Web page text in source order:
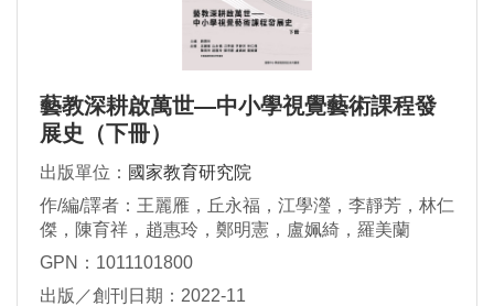
藝教深耕啟萬世—中小學視覺藝術課程發
展史（下冊）
出版單位： 國家教育研究院
作/編/譯者：王麗雁，丘永福，江學瀅，李靜芳，林仁
傑，陳育祥，趙惠玲，鄭明憲，盧姵綺，羅美蘭
GPN：1011101800
出版／創刊日期：2022-11